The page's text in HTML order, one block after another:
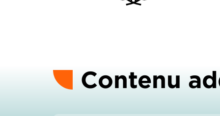
Contenu